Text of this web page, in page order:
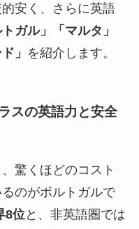
安く、さらに英語
トガル」「マルタ」
」 を紹介します。
スの英語力と安全
驚くほどのコスト
のがポルトガルで
8位と、非英語圏では